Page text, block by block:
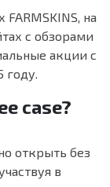
на
с обзорами
акции с
году.
case?
открыть без
в